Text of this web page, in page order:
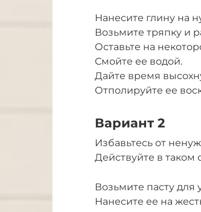
Нанесите глину на
Возьмите тряпку и
Оставьте на
Смойте ее водой.
Дайте время
Отполируйте ее
Вариант 2
Избавьтесь от
Действуйте в
Возьмите пасту для
Нанесите ее на